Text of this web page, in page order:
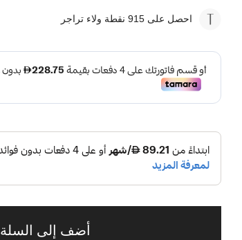
احصل على 915 نقطة ولاء تراجر
أضف إلى السلة